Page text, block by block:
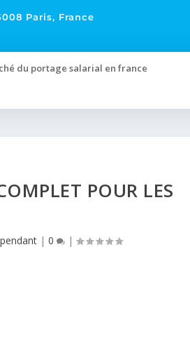
Paris, France
du portage salarial en france
POUR LES
| 0 |